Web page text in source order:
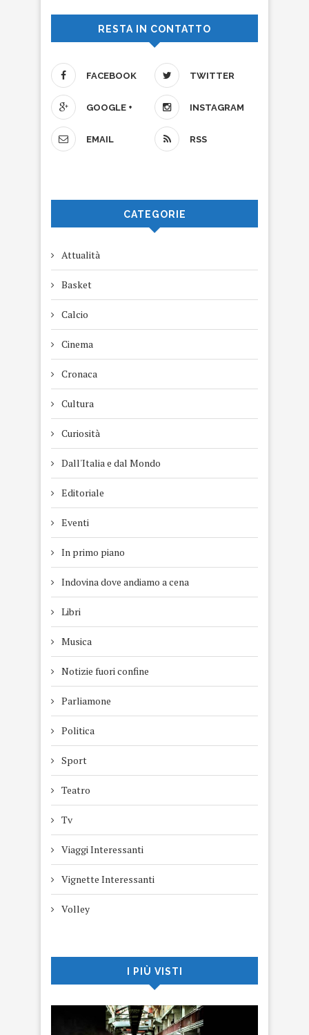
RESTA IN CONTATTO
FACEBOOK TWITTER
GOOGLE + INSTAGRAM
EMAIL RSS
CATEGORIE
Attualità
Basket
Calcio
Cinema
Cronaca
Cultura
Curiosità
Dall'Italia e dal Mondo
Editoriale
Eventi
In primo piano
Indovina dove andiamo a cena
Libri
Musica
Notizie fuori confine
Parliamone
Politica
Sport
Teatro
Tv
Viaggi Interessanti
Vignette Interessanti
Volley
I PIÙ VISTI